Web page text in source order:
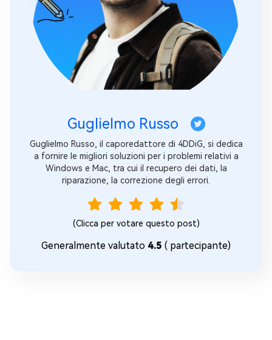
Guglielmo Russo
Guglielmo Russo, il caporedattore di 4DDiG, si dedica
a fornire le migliori soluzioni per i problemi relativi a
Windows e Mac, tra cui il recupero dei dati, la
riparazione, la correzione degli errori.
(Clicca per votare questo post)
Generalmente valutato 4.5 ( partecipante)